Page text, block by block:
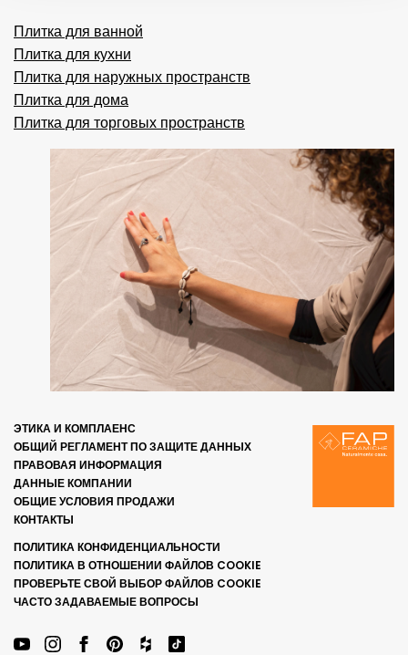
Плитка для ванной
Плитка для кухни
Плитка для наружных пространств
Плитка для дома
Плитка для торговых пространств
ЭТИКА И КОМПЛАЕНС
ОБЩИЙ РЕГЛАМЕНТ ПО ЗАЩИТЕ ДАННЫХ
ПРАВОВАЯ ИНФОРМАЦИЯ
ДАННЫЕ КОМПАНИИ
ОБЩИЕ УСЛОВИЯ ПРОДАЖИ
КОНТАКТЫ
ПОЛИТИКА КОНФИДЕНЦИАЛЬНОСТИ
ПОЛИТИКА В ОТНОШЕНИИ ФАЙЛОВ COOKIE
ПРОВЕРЬТЕ СВОЙ ВЫБОР ФАЙЛОВ COOKIE
ЧАСТО ЗАДАВАЕМЫЕ ВОПРОСЫ